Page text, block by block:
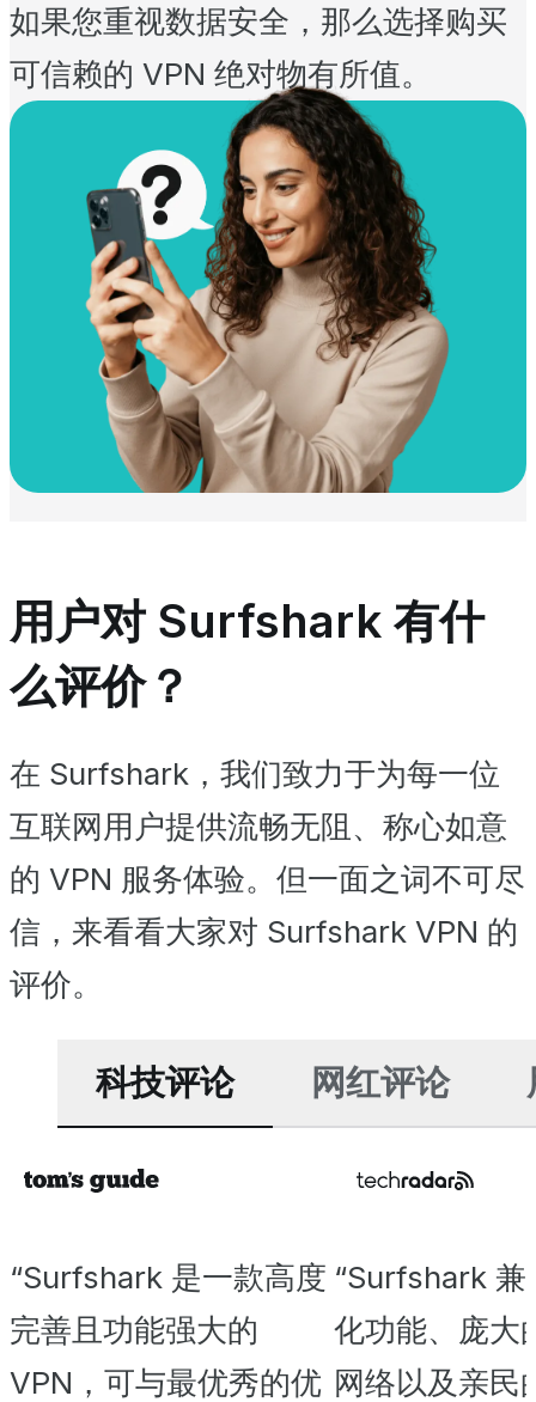
如果您重视数据安全，那么选择购买
可信赖的 VPN 绝对物有所值。
用户对 Surfshark 有什
么评价？
在 Surfshark，我们致力于为每一位
互联网用户提供流畅无阻、称心如意
的 VPN 服务体验。但一面之词不可尽
信，来看看大家对 Surfshark VPN 的
评价。
科技评论 网红评论
“Surfshark 是一款高度
完善且功能强大的
VPN，可与最优秀的优
“Surfshark 兼
化功能、庞大
网络以及亲民